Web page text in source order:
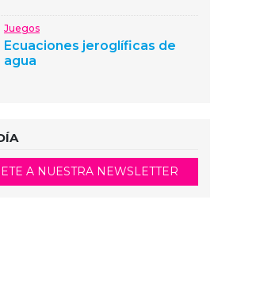
Juegos
Ecuaciones jeroglíficas de
agua
A NUESTRA NEWSLETTER